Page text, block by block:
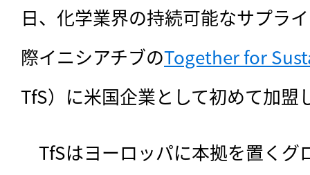
日、化学業界の持続可能なサプラ
際イニシアチブのTogether for
TfS）に米国企業として初めて加盟
TfSはヨーロッパに本拠を置くグ